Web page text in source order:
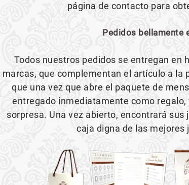
página de contacto para
Pedidos bellamente
Todos nuestros pedidos se entregan en
marcas, que complementan el artículo a la
que una vez que abre el paquete de
entregado inmediatamente como
sorpresa. Una vez abierto, encontrará
caja digna de las mejores